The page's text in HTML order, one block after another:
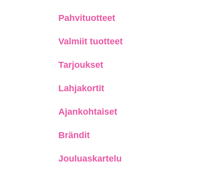
Pahvituotteet
Valmiit tuotteet
Tarjoukset
Lahjakortit
Ajankohtaiset
Brändit
Jouluaskartelu